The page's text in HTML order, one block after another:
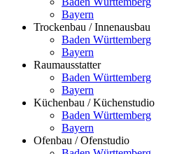
Bayern
Trockenbau / Innenausbau
Baden Württemberg
Bayern
Raumausstatter
Baden Württemberg
Bayern
Küchenbau / Küchenstudio
Baden Württemberg
Bayern
Ofenbau / Ofenstudio